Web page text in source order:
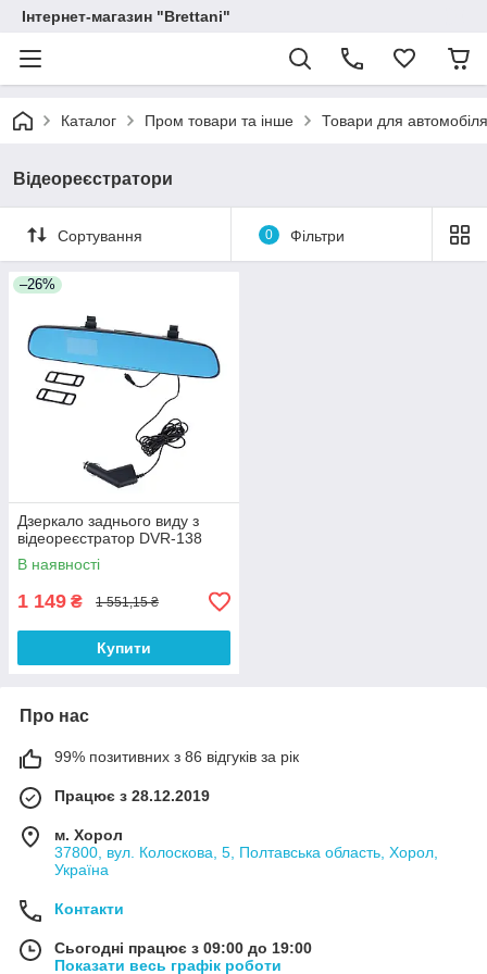
Інтернет-магазин "Brettani"
Каталог Пром товари та інше Товари для автомобіля
Відеореєстратори
Сортування 0 Фільтри
–26%
Дзеркало заднього виду з
відеореєстратор DVR-138
В наявності
1 149 ₴ 1 551,15 ₴
Купити
Про нас
99% позитивних з 86 відгуків за рік
Працює з 28.12.2019
м. Хорол
37800, вул. Колоскова, 5, Полтавська область, Хорол,
Україна
Контакти
Сьогодні працює з 09:00 до 19:00
Показати весь графік роботи